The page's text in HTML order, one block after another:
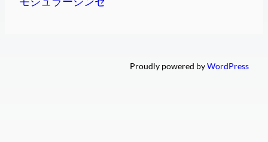
Proudly powered byWordPress